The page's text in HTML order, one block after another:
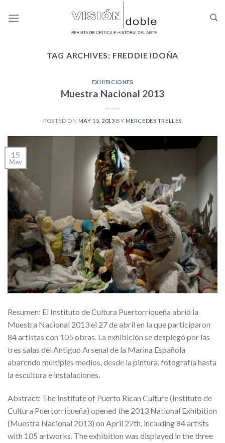
TAG ARCHIVES: FREDDIE IDOÑA
EXHIBICIONES
Muestra Nacional 2013
POSTED ON MAY 15, 2013 BY MERCEDES TRELLES
15
May
Resumen: El Instituto de Cultura Puertorriqueña abrió la
Muestra Nacional 2013 el 27 de abril en la que participaron
84 artistas con 105 obras. La exhibición se desplegó por las
tres salas del Antiguo Arsenal de la Marina Española
abarcndo múltiples medios, desde la pintura, fotografía hasta
la escultura e instalaciones.
Abstract: The Institute of Puerto Rican Culture (Instituto de
Cultura Puertorriqueña) opened the 2013 National Exhibition
(Muestra Nacional 2013) on April 27th, including 84 artists
with 105 artworks. The exhibition was displayed in the three